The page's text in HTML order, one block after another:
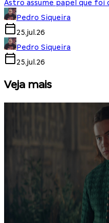
Astro assume papel que foi
Pedro Siqueira
25.jul.26
Pedro Siqueira
25.jul.26
Veja mais